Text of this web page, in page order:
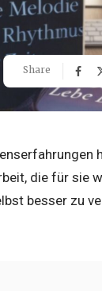
Share
die für sie
besser zu